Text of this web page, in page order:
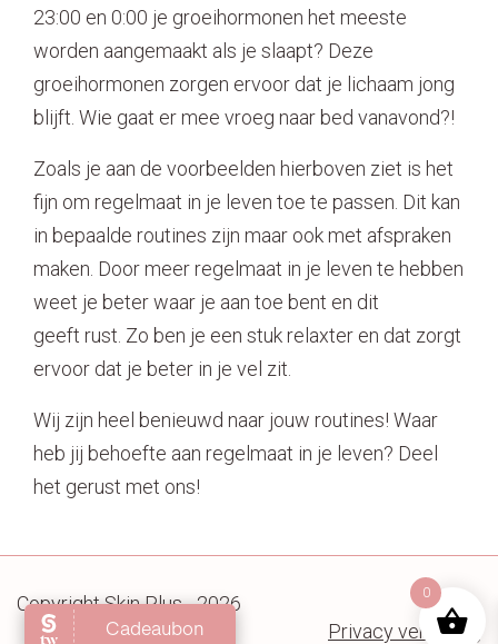
23:00 en 0:00 je groeihormonen het meeste
worden aangemaakt als je slaapt? Deze
groeihormonen zorgen ervoor dat je lichaam jong
blijft. Wie gaat er mee vroeg naar bed vanavond?!
Zoals je aan de voorbeelden hierboven ziet is het
fijn om regelmaat in je leven toe te passen. Dit kan
in bepaalde routines zijn maar ook met afspraken
maken. Door meer regelmaat in je leven te hebben
weet je beter waar je aan toe bent en dit
geeft rust. Zo ben je een stuk relaxter en dat zorgt
ervoor dat je beter in je vel zit.
Wij zijn heel benieuwd naar jouw routines! Waar
heb jij behoefte aan regelmaat in je leven? Deel
het gerust met ons!
Copyright Skin Plus - 2026
Privacy verklaring
0